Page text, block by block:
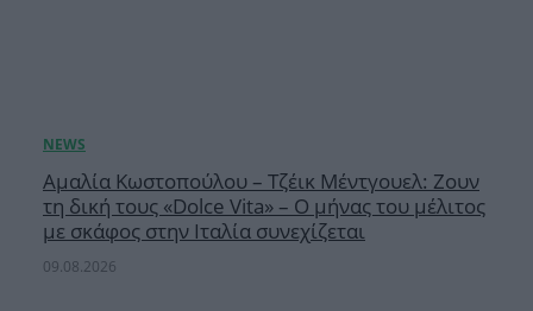
Αμαλία Κωστοπούλου – Τζέικ Μέντγουελ: Ζουν
τη δική τους «Dolce Vita» – Ο μήνας του μέλιτος
με σκάφος στην Ιταλία συνεχίζεται
09.08.2026